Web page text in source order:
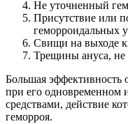
Не уточненный
Присутствие или
геморроидальных
Свищи на выходе
Трещины ануса, не
Большая эффективность
при его одновременном
средствами, действие
геморроя.